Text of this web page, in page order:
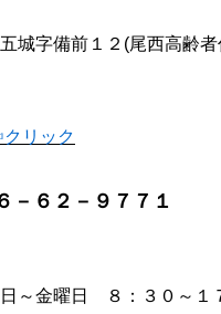
城字備前１２(尾西高齢者
リック
６２－９７７１
～金曜日 ８：３０～１